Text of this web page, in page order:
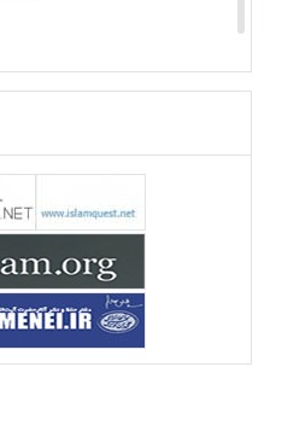
secondo l’Imam Alì
sui martiri Qassem
Al-Muhandis
Video del discorso tenuto
in ...